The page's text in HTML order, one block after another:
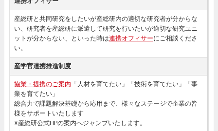
産総研と共同研究をしたいが産総研内の適切な研究者が分からな
い、研究者を産総研に派遣して研究を行いたいが適切な研究ユニ
ットが分からない、といった時は連携オフィサーにご相談くださ
い。
産学官連携推進制度
協業・提携のご案内 「人材を育てたい」「技術を育てたい」「事
業を育てたい」
総合力で課題解決基礎から応用まで、様々なステージで企業の皆
様をサポートいたします
※産総研公式HPの案内へジャンプいたします。